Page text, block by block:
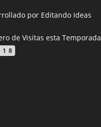
por Editando Ideas
de Visitas esta Temporada